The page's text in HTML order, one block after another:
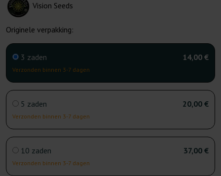
Vision Seeds
Originele verpakking:
3 zaden
Verzonden binnen 3-7 dagen
14,00 €
5 zaden
Verzonden binnen 3-7 dagen
20,00 €
10 zaden
Verzonden binnen 3-7 dagen
37,00 €